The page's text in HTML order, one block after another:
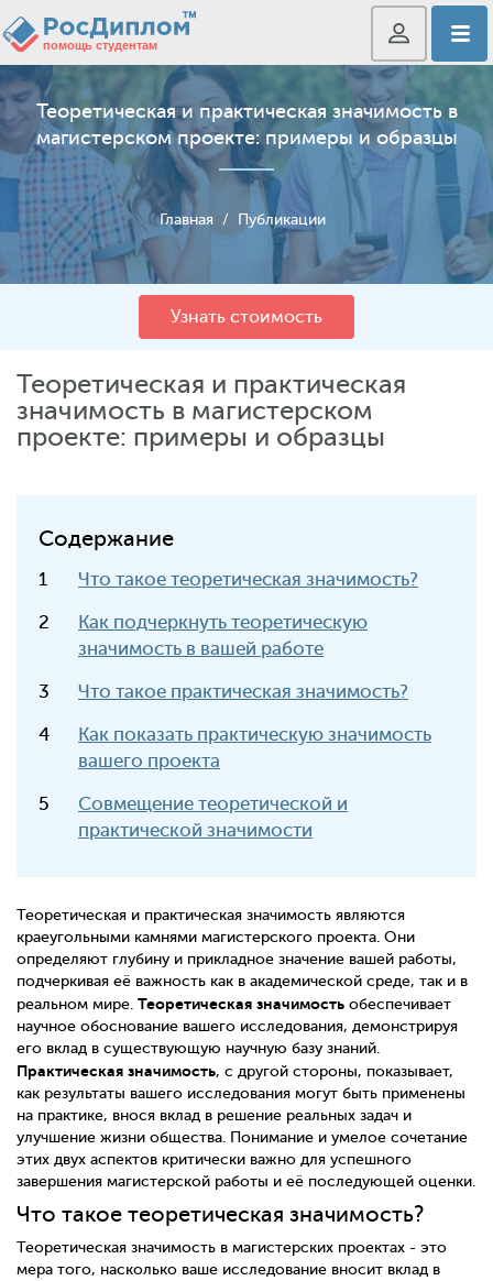
Теоретическая и практическая значимость в
магистерском проекте: примеры и образцы
Главная / Публикации
Узнать стоимость
Теоретическая и практическая
значимость в магистерском
проекте: примеры и образцы
Содержание
Что такое теоретическая значимость?
Как подчеркнуть теоретическую
значимость в вашей работе
Что такое практическая значимость?
Как показать практическую значимость
вашего проекта
Совмещение теоретической и
практической значимости
Теоретическая и практическая значимость являются
краеугольными камнями магистерского проекта. Они
определяют глубину и прикладное значение вашей работы,
подчеркивая её важность как в академической среде, так и в
реальном мире. Теоретическая значимость обеспечивает
научное обоснование вашего исследования, демонстрируя
его вклад в существующую научную базу знаний.
Практическая значимость, с другой стороны, показывает,
как результаты вашего исследования могут быть применены
на практике, внося вклад в решение реальных задач и
улучшение жизни общества. Понимание и умелое сочетание
этих двух аспектов критически важно для успешного
завершения магистерской работы и её последующей оценки.
Что такое теоретическая значимость?
Теоретическая значимость в магистерских проектах - это
мера того, насколько ваше исследование вносит вклад в